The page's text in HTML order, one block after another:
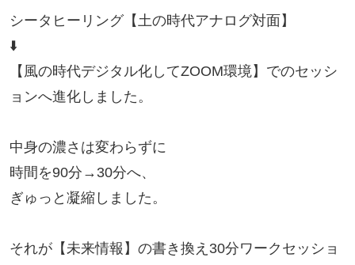
シータヒーリング【土の時代アナログ対面】
⬇️
【風の時代デジタル化してZOOM環境】でのセッシ
ョンへ進化しました。
中身の濃さは変わらずに
時間を90分→30分へ、
ぎゅっと凝縮しました。
それが【未来情報】の書き換え30分ワークセッショ